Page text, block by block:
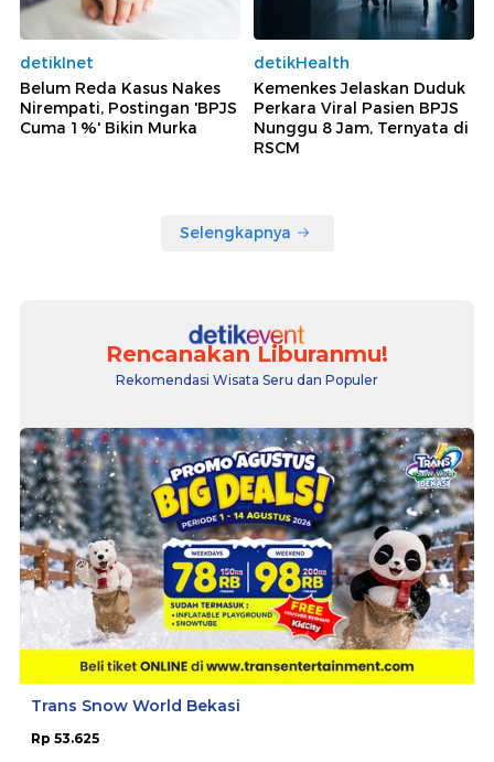
detikInet
Belum Reda Kasus Nakes
Nirempati, Postingan 'BPJS
Cuma 1%' Bikin Murka
detikHealth
Kemenkes Jelaskan Duduk
Perkara Viral Pasien BPJS
Nunggu 8 Jam, Ternyata di
RSCM
Selengkapnya
Rencanakan Liburanmu!
Rekomendasi Wisata Seru dan Populer
Trans Snow World Bekasi
Rp 53.625